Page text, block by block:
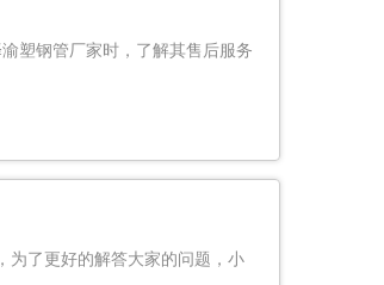
塑钢管厂家时，了解其售后服务
为了更好的解答大家的问题，小